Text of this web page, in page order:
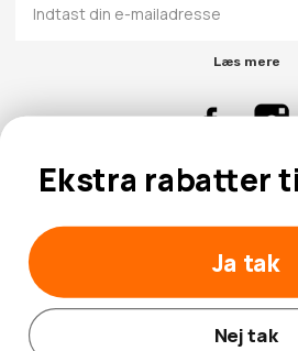
Læs mere
Kundeservice
Ekstra rabatter
Ja tak
Nej tak